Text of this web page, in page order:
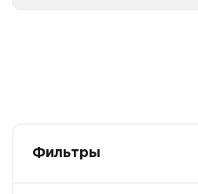
Фильтры